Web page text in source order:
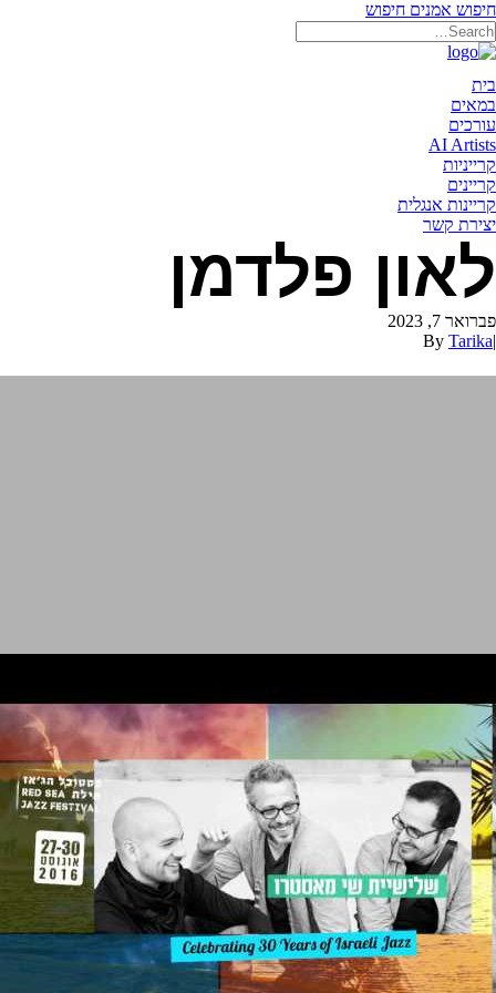
חיפוש אמנים חיפוש
בית
במאים
עורכים
AI Artists
קרייניות
קריינים
קריינות אנגלית
יצירת קשר
לאון פלדמן
פברואר 7, 2023
|
By Tarika